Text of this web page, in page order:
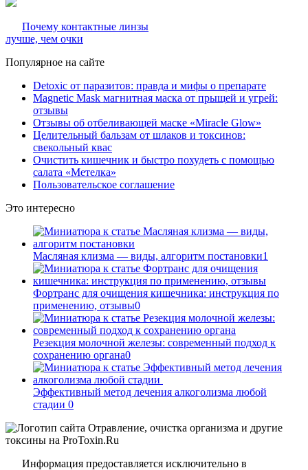
Почему контактные линзы
лучше, чем очки
Популярное на сайте
Detoxic от паразитов: правда и мифы о препарате
Magnetic Mask магнитная маска от прыщей и угрей:
отзывы
Отзывы об отбеливающей маске «Miracle Glow»
Целительный бальзам от шлаков и токсинов:
свекольный квас
Очистить кишечник и быстро похудеть с помощью
салата «Метелка»
Пользовательское соглашение
Это интересно
Масляная клизма — виды, алгоритм постановки1
Фортранс для очищения кишечника: инструкция по
применению, отзывы0
Резекция молочной железы: современный подход к
сохранению органа0
Эффективный метод лечения алкоголизма любой
стадии 0
Информация предоставляется исключительно в